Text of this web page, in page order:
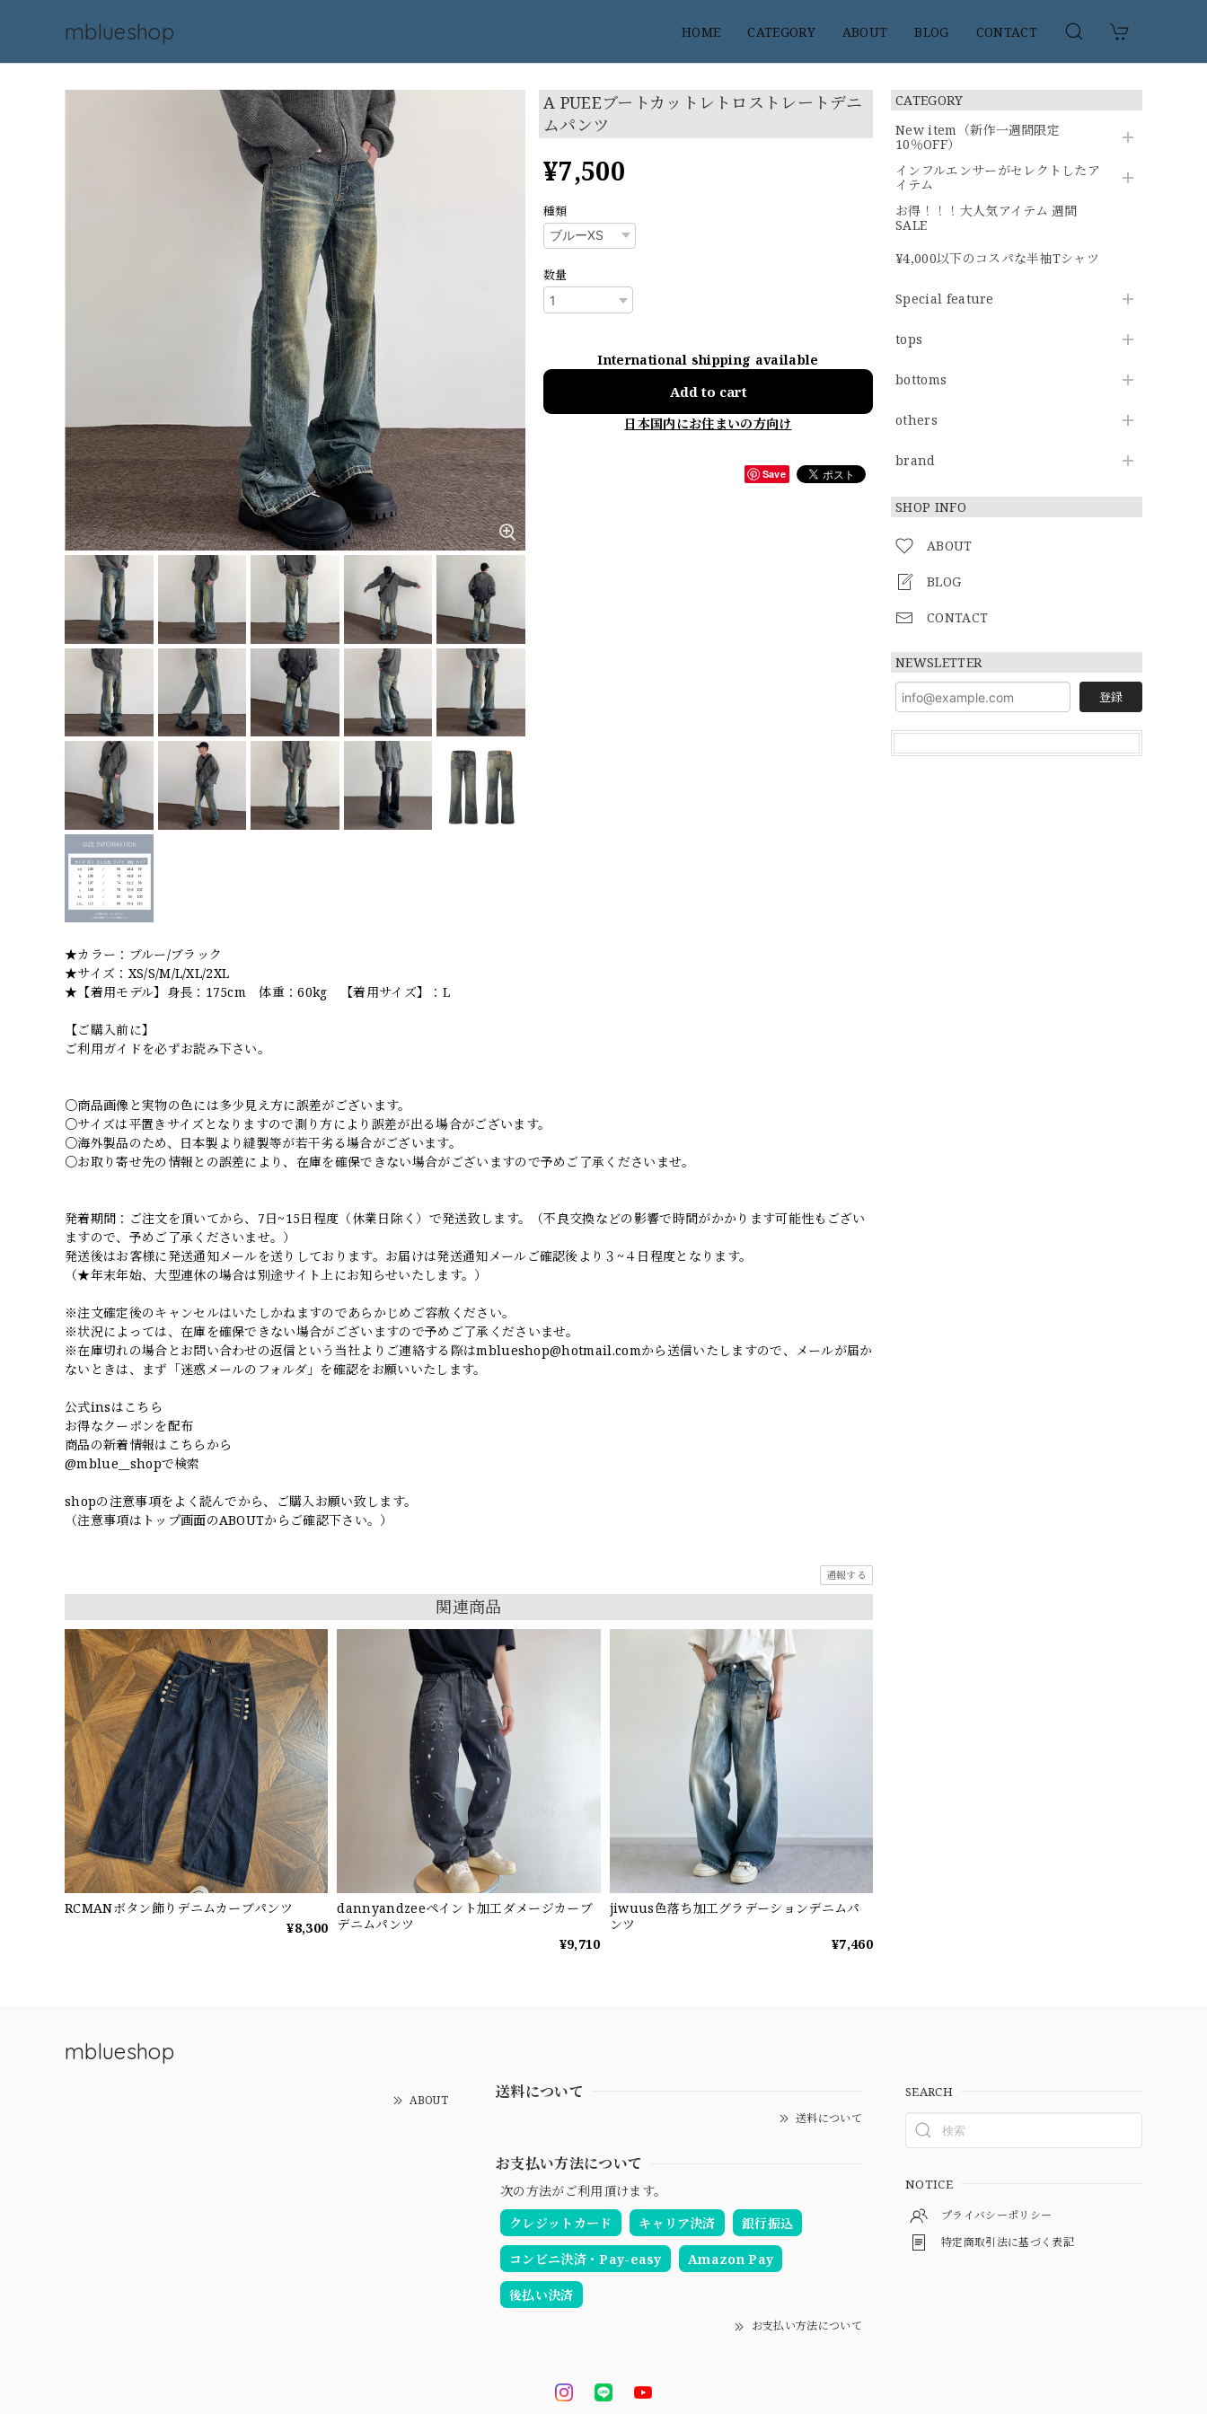
mblueshop HOME CATEGORY ABOUT BLOG CONTACT
CATEGORY
New item（新作一週間限定
10％OFF）
インフルエンサーがセレクトしたア
イテム
お得！！！大人気アイテム 週間
SALE
¥4,000以下のコスパな半袖Tシャツ
Special feature
tops
bottoms
others
brand
SHOP INFO
ABOUT
BLOG
CONTACT
NEWSLETTER
登録
A PUEEブートカットレトロストレートデニ
ムパンツ
¥7,500
種類
数量
International shipping available
Add to cart
日本国内にお住まいの方向け
Save
★カラー：ブルー/ブラック
★サイズ：XS/S/M/L/XL/2XL
★【着用モデル】身長：175cm 体重：60kg 【着用サイズ】：L
【ご購入前に】
ご利用ガイドを必ずお読み下さい。
○商品画像と実物の色には多少見え方に誤差がございます。
○サイズは平置きサイズとなりますので測り方により誤差が出る場合がございます。
○海外製品のため、日本製より縫製等が若干劣る場合がございます。
○お取り寄せ先の情報との誤差により、在庫を確保できない場合がございますので予めご了承くださいませ。
発着期間：ご注文を頂いてから、7日~15日程度（休業日除く）で発送致します。（不良交換などの影響で時間がかかります可能性もござい
ますので、予めご了承くださいませ。）
発送後はお客様に発送通知メールを送りしております。お届けは発送通知メールご確認後より３~４日程度となります。
（★年末年始、大型連休の場合は別途サイト上にお知らせいたします。）
※注文確定後のキャンセルはいたしかねますのであらかじめご容赦ください。
※状況によっては、在庫を確保できない場合がございますので予めご了承くださいませ。
※在庫切れの場合とお問い合わせの返信という当社よりご連絡する際はmblueshop@hotmail.comから送信いたしますので、メールが届か
ないときは、まず「迷惑メールのフォルダ」を確認をお願いいたします。
公式insはこちら
お得なクーポンを配布
商品の新着情報はこちらから
@mblue__shopで検索
shopの注意事項をよく読んでから、ご購入お願い致します。
（注意事項はトップ画面のABOUTからご確認下さい。）
通報する
関連商品
RCMANボタン飾りデニムカーブパンツ
¥8,300
dannyandzeeペイント加工ダメージカーブ
デニムパンツ
¥9,710
jiwuus色落ち加工グラデーションデニムパ
ンツ
¥7,460
mblueshop
ABOUT 送料について
送料について
お支払い方法について
次の方法がご利用頂けます。
クレジットカード
キャリア決済 銀行振込
コンビニ決済・Pay-easy Amazon Pay
後払い決済
お支払い方法について
SEARCH
NOTICE
プライバシーポリシー
特定商取引法に基づく表記